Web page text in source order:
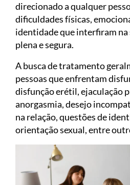
direcionado a qualquer
dificuldades físicas,
identidade que interfiram na
plena e segura.
A busca de tratamento
pessoas que enfrentam
disfunção erétil, ejaculação
anorgasmia, desejo
na relação, questões de
orientação sexual, entre